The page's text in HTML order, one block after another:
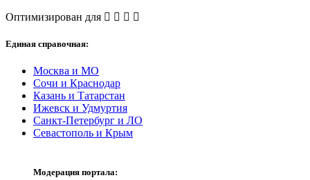
Оптимизирован для
Единая справочная:
Москва и МО
Сочи и Краснодар
Казань и Татарстан
Ижевск и Удмуртия
Санкт-Петербург и ЛО
Севастополь и Крым
Модерация портала: